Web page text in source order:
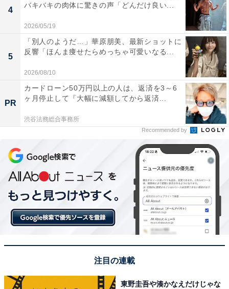
4
バキバキの肉体に驚きの声「どんだけ良い...
2026/05/19
5
「別人のようだ…」華原朋美、最新ショットに
反響「ほんま痩せたらめっちゃ可愛いなる...
2026/08/10
PR
カードローン50万円以上の人は、返済を3～6
ヶ月停止して『大幅に減額してから返済...
渋谷法務総合事務所
Recommended by
注目の連載
東野圭吾や湊かなえだけじゃな